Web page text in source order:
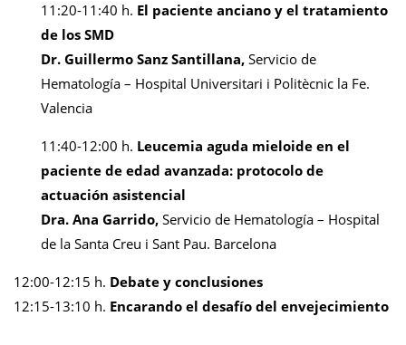
11:20-11:40 h. El paciente anciano y el tratamiento
de los SMD
Dr. Guillermo Sanz Santillana, Servicio de
Hematología – Hospital Universitari i Politècnic la Fe.
Valencia
11:40-12:00 h. Leucemia aguda mieloide en el
paciente de edad avanzada: protocolo de
actuación asistencial
Dra. Ana Garrido, Servicio de Hematología – Hospital
de la Santa Creu i Sant Pau. Barcelona
12:00-12:15 h. Debate y conclusiones
12:15-13:10 h. Encarando el desafío del envejecimiento